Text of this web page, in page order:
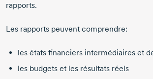
rapports.
Les rapports peuvent comprendre:
les états financiers intermédiaires et
les budgets et les résultats réels